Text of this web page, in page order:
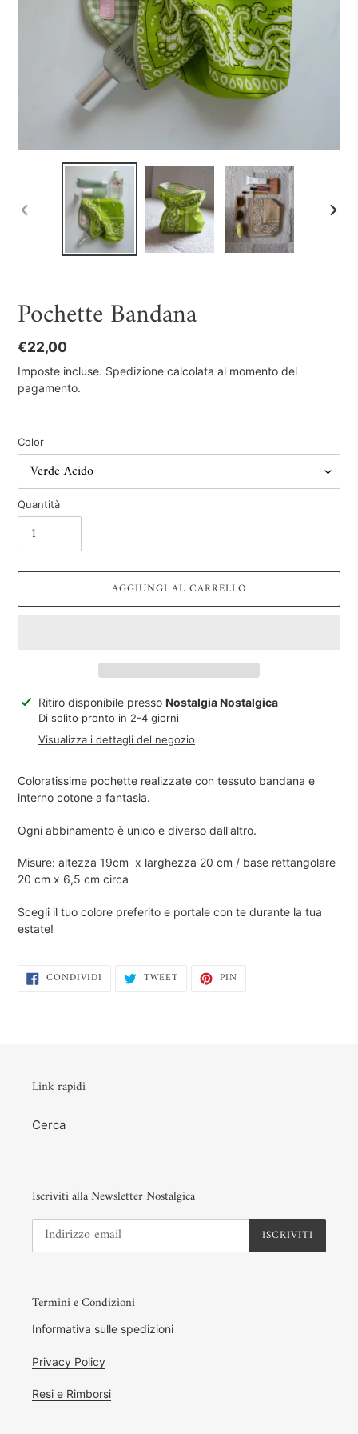
PRECEDENTE
Pochette Bandana
Prezzo
di
listino
€22,00
Imposte incluse. Spedizione calcolata al momento del
pagamento.
Color
Quantità
AGGIUNGI AL CARRELLO
Inserimento
prodotto
Ritiro disponibile presso Nostalgia Nostalgica
Di solito pronto in 2-4 giorni
Visualizza i dettagli del negozio
Coloratissime pochette realizzate con tessuto bandana e
interno cotone a fantasia.
Ogni abbinamento è unico e diverso dall'altro.
Misure: altezza 19cm x larghezza 20 cm / base rettangolare
20 cm x 6,5 cm circa
Scegli il tuo colore preferito e portale con te durante la tua
estate!
CONDIVIDI CONDIVIDITWEET TWITTA PIN
Link rapidi
Cerca
Iscriviti alla Newsletter Nostalgica
ISCRIVITI
Termini e Condizioni
Informativa sulle spedizioni
Privacy Policy
Resi e Rimborsi